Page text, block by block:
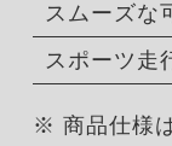
スムーズな
スポーツ走
※ 商品仕様